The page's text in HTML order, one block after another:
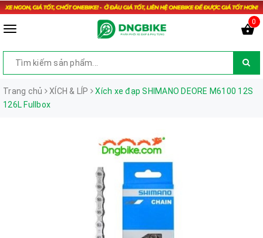
0
Trang chủ XÍCH & LÍP
Xích xe đạp SHIMANO DEORE M6100 12S
126L Fullbox